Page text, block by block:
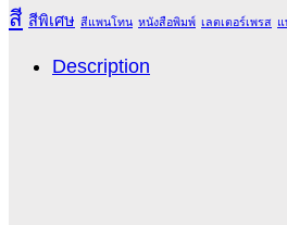
สี สีพิเศษ สีแพนโทน หนังสือพิมพ์ เลตเตอร์เพรส
Description